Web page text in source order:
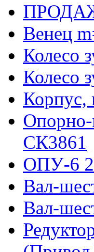
Венец
Колесо
Колесо
СК3861
ОПУ-6
Вал-
Вал-